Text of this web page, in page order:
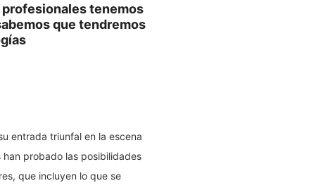
tenemos
que tendremos
entrada triunfal en la escena
probado las posibilidades
que incluyen lo que se